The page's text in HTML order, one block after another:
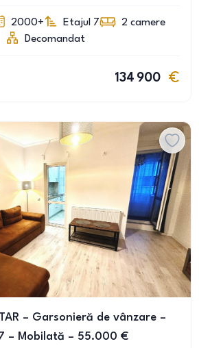
2000+ Etajul 7 2 camere
Decomandat
134 900
– Garsonieră de vânzare –
– Mobilată – 55.000 €